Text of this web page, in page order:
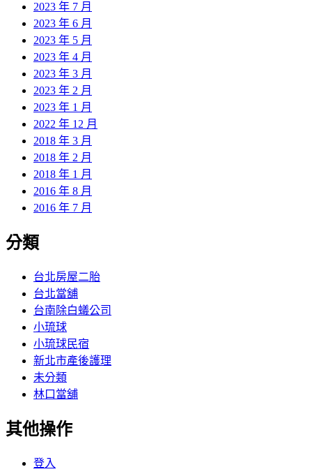
2023 年 7 月
2023 年 6 月
2023 年 5 月
2023 年 4 月
2023 年 3 月
2023 年 2 月
2023 年 1 月
2022 年 12 月
2018 年 3 月
2018 年 2 月
2018 年 1 月
2016 年 8 月
2016 年 7 月
分類
台北房屋二胎
台北當舖
台南除白蟻公司
小琉球
小琉球民宿
新北市產後護理
未分類
林口當舖
其他操作
登入